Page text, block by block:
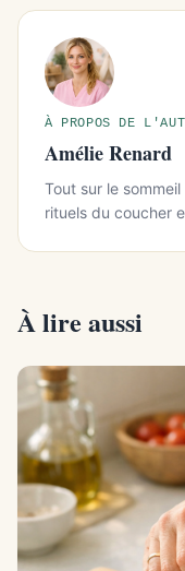
À PROPOS DE
Amélie Renard
Tout sur le
rituels du coucher
À lire aussi